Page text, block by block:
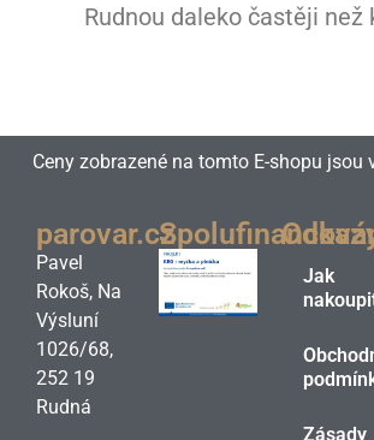
Rudnou daleko častěji než
Ceny zobrazené na tomto E-shopu jsou
parovar.cz
Pavel
Rokoš, Na
Výsluní
1026/68,
252 19
Rudná
Jak
Zásady